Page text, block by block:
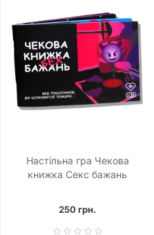
Настільна гра Чекова
книжка Секс бажань
250 грн.